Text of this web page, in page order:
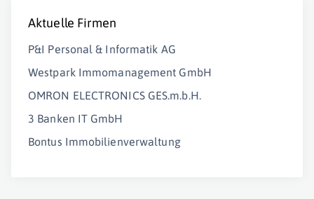
Aktuelle Firmen
P&I Personal & Informatik AG
Westpark Immomanagement GmbH
OMRON ELECTRONICS GES.m.b.H.
3 Banken IT GmbH
Bontus Immobilienverwaltung